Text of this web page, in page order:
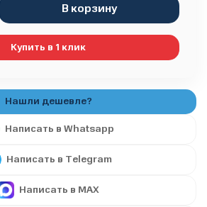
В корзину
Купить в 1 клик
Написать в Whatsapp
Написать в Telegram
Написать в MAX